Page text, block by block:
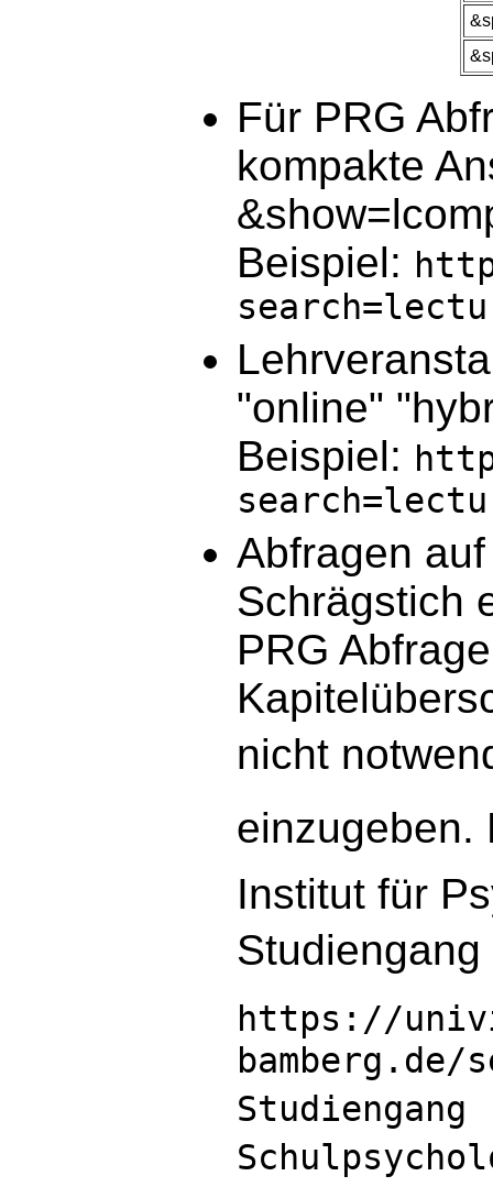
Für PRG
kompakte
Beispiel:
"online"
Beispiel:
Abfragen
Schrägstich
PRG
nicht
einzugeben.
Institut für
Studiengang
https://
bamberg.de/